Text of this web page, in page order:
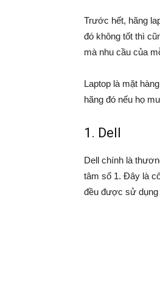
Trước hết, hãng
đó không tốt thì
mà nhu cầu của
Laptop là mặt
hãng đó nếu họ
1. Dell
Dell chính là
tâm số 1. Đây là
đều được sử dụng